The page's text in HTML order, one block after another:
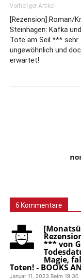
Vorheriger Artikel
[Rezension] Roman/
Steinhagen: Kafka
Tote am Seil *** sehr
ungewöhnlich und
erwartet!
6 Kommentare
*** von
Magie,
Toten! - BOOKS
Januar 11, 2023 Beim 19:36